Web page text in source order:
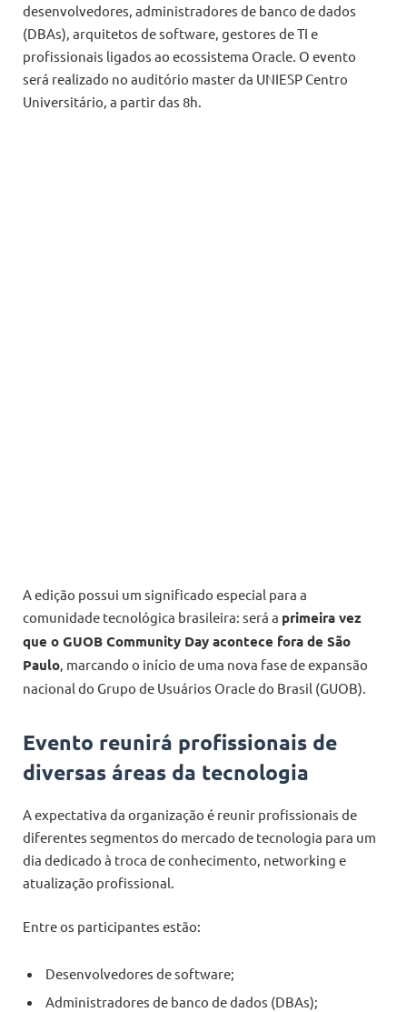
desenvolvedores, administradores de banco de dados
(DBAs), arquitetos de software, gestores de TI e
profissionais ligados ao ecossistema Oracle. O evento
será realizado no auditório master da UNIESP Centro
Universitário, a partir das 8h.
A edição possui um significado especial para a
comunidade tecnológica brasileira: será a primeira vez
que o GUOB Community Day acontece fora de São
Paulo, marcando o início de uma nova fase de expansão
nacional do Grupo de Usuários Oracle do Brasil (GUOB).
Evento reunirá profissionais de
diversas áreas da tecnologia
A expectativa da organização é reunir profissionais de
diferentes segmentos do mercado de tecnologia para um
dia dedicado à troca de conhecimento, networking e
atualização profissional.
Entre os participantes estão:
Desenvolvedores de software;
Administradores de banco de dados (DBAs);